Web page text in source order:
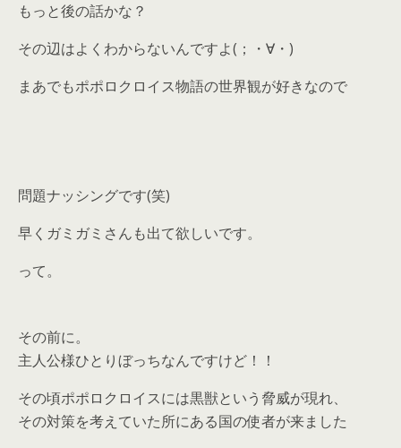
もっと後の話かな？
その辺はよくわからないんですよ(；・∀・)
まあでもポポロクロイス物語の世界観が好きなので
問題ナッシングです(笑)
早くガミガミさんも出て欲しいです。
って。
その前に。
主人公様ひとりぼっちなんですけど！！
その頃ポポロクロイスには黒獣という脅威が現れ、
その対策を考えていた所にある国の使者が来ました